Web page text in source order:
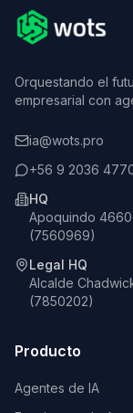
Orquestando el
empresarial con
ia@wots.pro
+56 9 2036
HQ
Apoquindo
(7560969)
Legal HQ
Alcalde
(7850202)
Producto
Agentes de IA